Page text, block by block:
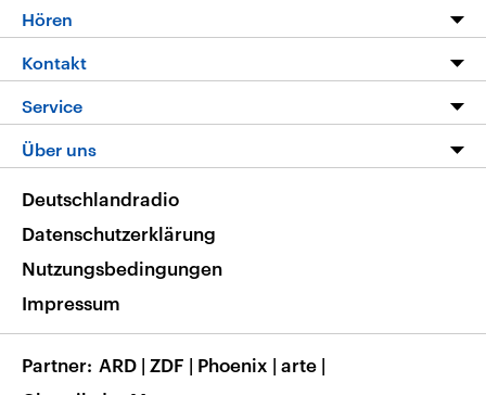
Programm
Die Nachrichten
Nachrichtenleicht
Neue Beiträge auf dlf.de
Hören
Livestream
Podcasts
Deutschlandfunk App
Nachrichten App
Frequenzen
Kontakt
Hörerservice
Service
FAQ
Veranstaltungen
Musikliste
RSS
Über uns
Barrierefreiheit
Deutschlandradio
Datenschutzerklärung
Nutzungsbedingungen
Impressum
Partner ARD | ZDF | Phoenix | arte |